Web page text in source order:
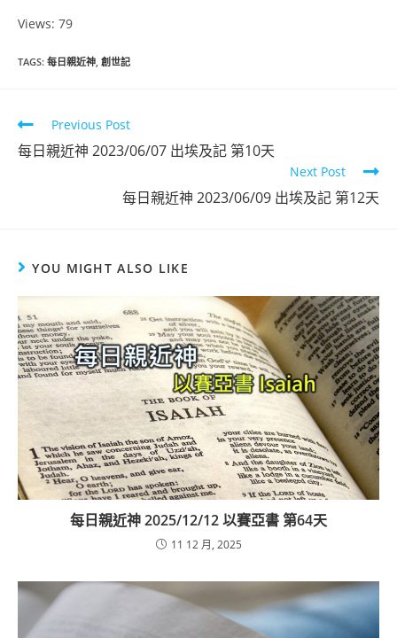
Views: 79
TAGS: 每日親近神, 創世記
Previous Post
每日親近神 2023/06/07 出埃及記 第10天
Next Post
每日親近神 2023/06/09 出埃及記 第12天
YOU MIGHT ALSO LIKE
每日親近神 2025/12/12 以賽亞書 第64天
11 12 月, 2025